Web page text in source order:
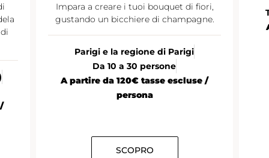
Impara a creare i tuoi bouquet di fiori,
gustando un bicchiere di champagne.
Parigi e la regione di Parigi
Da 10 a 30 persone
A partire da 120€ tasse escluse /
persona
SCOPRO